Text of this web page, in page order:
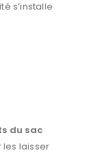
s’installe
du sac
les laisser